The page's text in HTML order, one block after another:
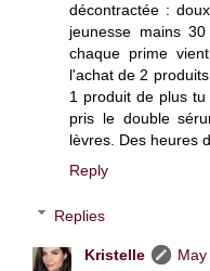
décontractée :
jeunesse mains
chaque prime
l'achat de 2
1 produit de plus
pris le double
lèvres. Des heures
Reply
Replies
Kristelle